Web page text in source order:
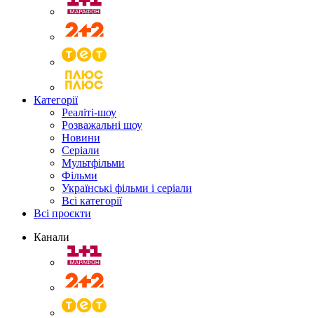
Категорії
Реаліті-шоу
Розважальні шоу
Новини
Серіали
Мультфільми
Фільми
Українські фільми і серіали
Всі категорії
Всі проєкти
Канали